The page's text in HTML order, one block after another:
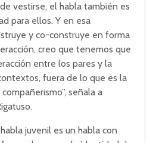
vestirse, el habla también es
para ellos. Y en esa
y co-construye en forma
creo que tenemos que
entre los pares y la
fuera de lo que es la
señala a
juvenil es un habla con